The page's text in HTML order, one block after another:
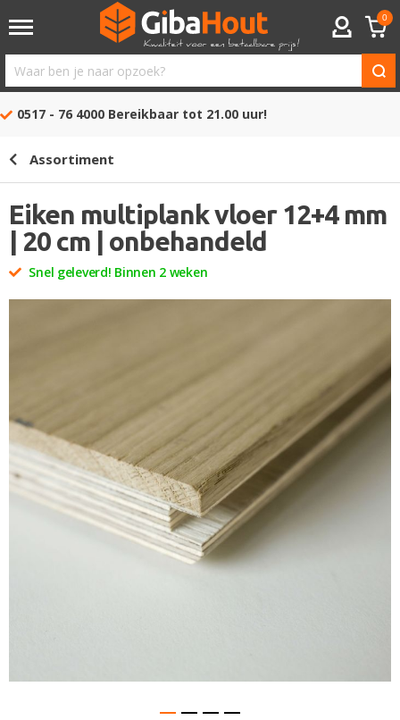
ACCOUNT
0
Waar
ben
opzoek?
0517 - 76 4000 Bereikbaar tot 21.00 uur!
Assortiment
Eiken multiplank vloer 12+4 mm
| 20 cm | onbehandeld
Snel geleverd! Binnen 2 weken
afbeeldingen-
gallerij